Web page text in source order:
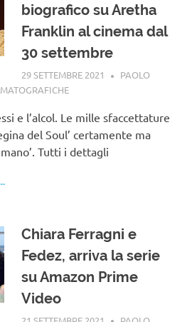
biografico su Aretha
Franklin al cinema dal
30 settembre
29 SETTEMBRE 2021
PAOLO
e l’alcol. Le mille sfaccettature
del Soul’ certamente ma
Tutti i dettagli
Chiara Ferragni e
Fedez, arriva la serie
su Amazon Prime
Video